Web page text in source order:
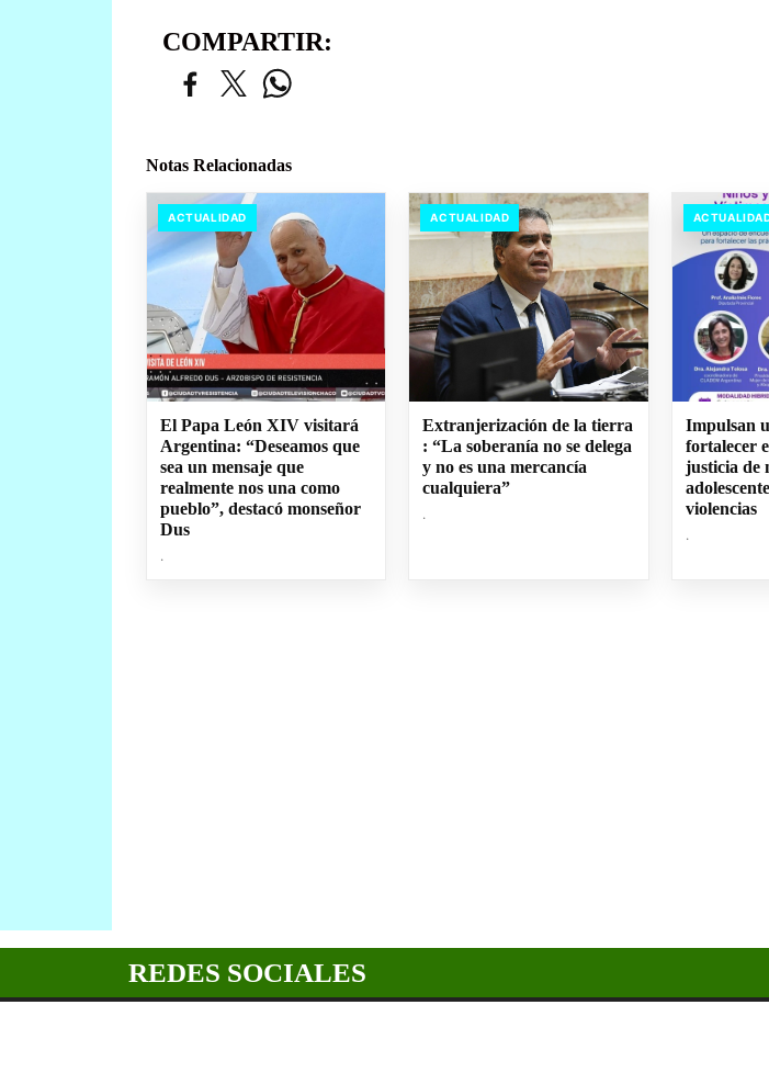
COMPARTIR:
Notas Relacionadas
ACTUALIDAD
El Papa León XIV visitará
Argentina: “Deseamos que
sea un mensaje que
realmente nos una como
pueblo”, destacó monseñor
Dus
.
ACTUALIDAD
Extranjerización de la tierra
: “La soberanía no se delega
y no es una mercancía
cualquiera”
.
Impulsan
fortalecer
justicia de
violencias
.
REDES SOCIALES